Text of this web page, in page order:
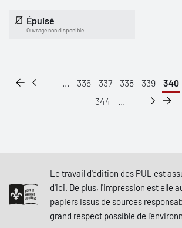
Épuisé
Ouvrage non disponible
... 336 337 338 339 340
344
...
Le travail d'édition des PUL est
d'ici. De plus, l'impression est elle
papiers issus de sources
grand respect possible de